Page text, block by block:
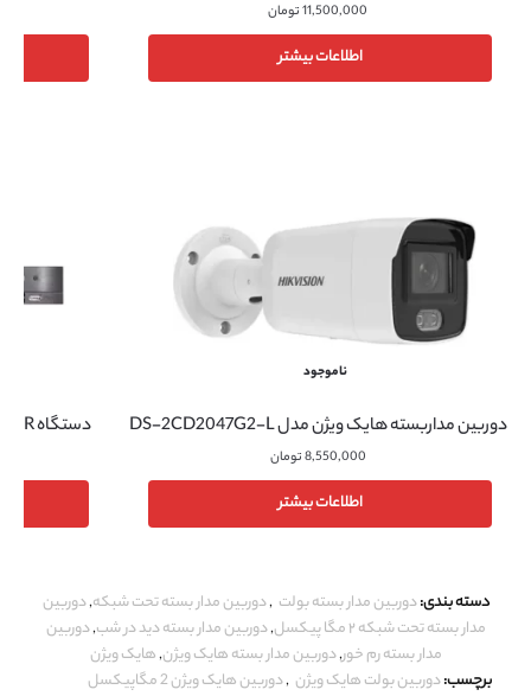
11,500,000تومان
اطلاعات بیشتر
ناموجود
دوربین مداربسته هایک ویژن مدل DS-2CD2047G2-L
8,550,000تومان
اطلاعات بیشتر
دستگاه DVR هایک ویژن مدل DS-7232HQHI-K2
دسته بندی:دوربین مدار بسته بولت ,دوربین مدار بسته تحت شبکه,دوربین
مدار بسته تحت شبکه ۲ مگا پیکسل
,دوربین مدار بسته دید در شب,دوربین
مدار بسته رم خور,دوربین مدار بسته هایک ویژن,هایک ویژن
برچسب:دوربین بولت هایک ویژن ,دوربین هایک ویژن 2 مگاپیکسل